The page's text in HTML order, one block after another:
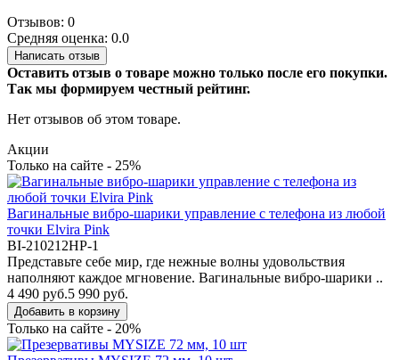
Отзывов: 0
Средняя оценка: 0.0
Написать отзыв
Оставить отзыв о товаре можно только после его покупки.
Так мы формируем честный рейтинг.
Нет отзывов об этом товаре.
Акции
Только на сайте - 25%
Вагинальные вибро-шарики управление с телефона из любой
точки Elvira Pink
BI-210212HP-1
Представьте себе мир, где нежные волны удовольствия
наполняют каждое мгновение. Вагинальные вибро-шарики ..
4 490 руб.5 990 руб.
Добавить в корзину
Только на сайте - 20%